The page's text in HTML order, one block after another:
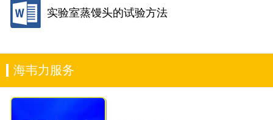
实验室蒸馒头的试验方法
海韦力服务